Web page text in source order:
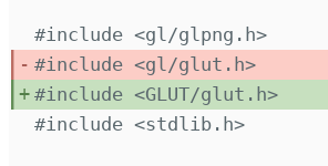
#include <gl/glpng.h>
#include <gl/glut.h>
#include <GLUT/glut.h>
#include <stdlib.h>